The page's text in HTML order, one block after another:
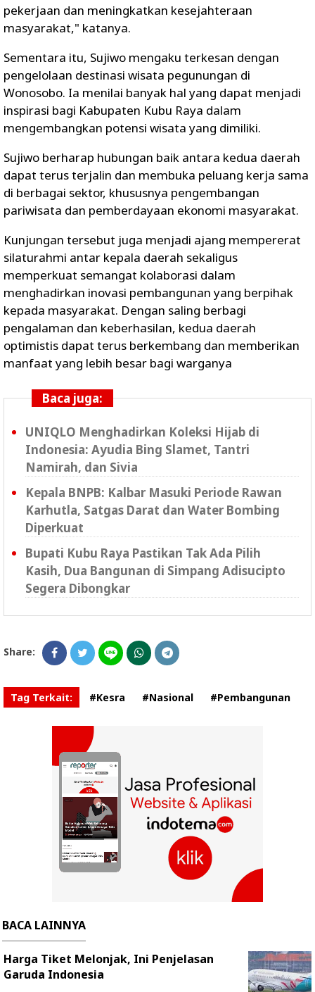
pekerjaan dan meningkatkan kesejahteraan
masyarakat," katanya.
Sementara itu, Sujiwo mengaku terkesan dengan
pengelolaan destinasi wisata pegunungan di
Wonosobo. Ia menilai banyak hal yang dapat menjadi
inspirasi bagi Kabupaten Kubu Raya dalam
mengembangkan potensi wisata yang dimiliki.
Sujiwo berharap hubungan baik antara kedua daerah
dapat terus terjalin dan membuka peluang kerja sama
di berbagai sektor, khususnya pengembangan
pariwisata dan pemberdayaan ekonomi masyarakat.
Kunjungan tersebut juga menjadi ajang mempererat
silaturahmi antar kepala daerah sekaligus
memperkuat semangat kolaborasi dalam
menghadirkan inovasi pembangunan yang berpihak
kepada masyarakat. Dengan saling berbagi
pengalaman dan keberhasilan, kedua daerah
optimistis dapat terus berkembang dan memberikan
manfaat yang lebih besar bagi warganya
Baca juga:
UNIQLO Menghadirkan Koleksi Hijab di
Indonesia: Ayudia Bing Slamet, Tantri
Namirah, dan Sivia
Kepala BNPB: Kalbar Masuki Periode Rawan
Karhutla, Satgas Darat dan Water Bombing
Diperkuat
Bupati Kubu Raya Pastikan Tak Ada Pilih
Kasih, Dua Bangunan di Simpang Adisucipto
Segera Dibongkar
Share:
Tag Terkait: #Kesra #Nasional #Pembangunan
BACA LAINNYA
Harga Tiket Melonjak, Ini Penjelasan
Garuda Indonesia